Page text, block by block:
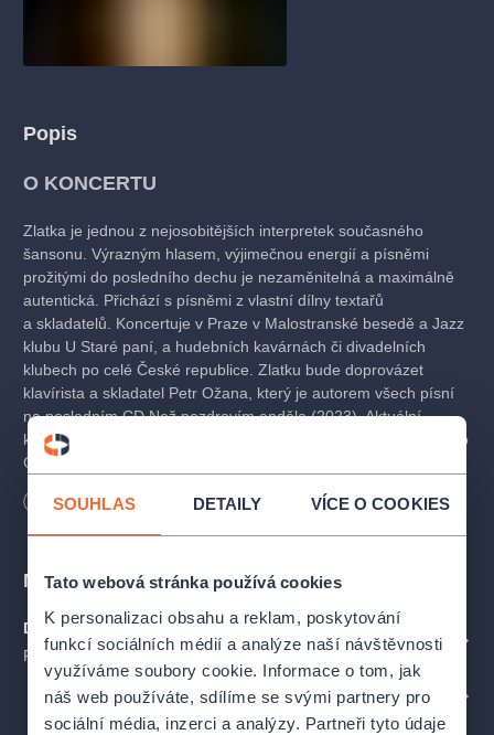
SOUHLAS DETAILY VÍCE O COOKIES
Tato webová stránka používá cookies
K personalizaci obsahu a reklam, poskytování
funkcí sociálních médií a analýze naší návštěvnosti
využíváme soubory cookie. Informace o tom, jak
náš web používáte, sdílíme se svými partnery pro
sociální média, inzerci a analýzy. Partneři tyto údaje
Popis
O KONCERTU
Zlatka je jednou z nejosobitějších interpretek současného
šansonu. Výrazným hlasem, výjimečnou energií a písněmi
prožitými do posledního dechu je nezaměnitelná a maximálně
autentická. Přichází s písněmi z vlastní dílny textařů
a skladatelů. Koncertuje v Praze v Malostranské besedě a Jazz
klubu U Staré paní, a hudebních kavárnách či divadelních
klubech po celé České republice. Zlatku bude doprovázet
klavírista a skladatel Petr Ožana, který je autorem všech písní
na posledním CD Než pozdravím anděla (2023). Aktuální
koncertní program vychází v základu právě z písní z posledního
CD doplněných o nejoblíbenější songy z předchozích desek.
Délka 120 minut
Místa
D-klub
Příbram
ZOBRAZIT NA MAPĚ
PROFIL POŘADATELE DIVADLO A. DVOŘÁKA - PŘÍBRAM